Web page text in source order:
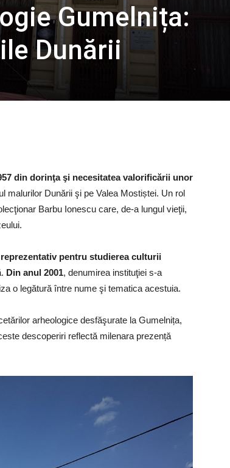
Gumelnița:
Dunării
din dorinţa şi necesitatea valorificării unor
malurilor Dunării şi pe Valea Mostiștei. Un rol
Barbu Ionescu care, de-a lungul vieţii,
pentru studierea culturii
Din anul 2001, denumirea instituţiei s-a
o legătură între nume şi tematica acestuia.
arheologice desfăşurate la Gumelnița,
descoperiri reflectă milenara prezență